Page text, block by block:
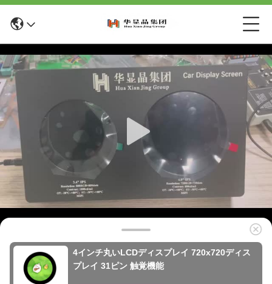
4インチ丸いLCDディスプレイ 720x720ディス
プレイ 31ピン 触覚機能